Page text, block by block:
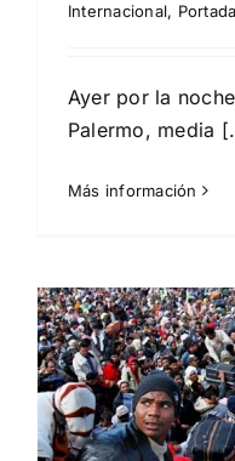
Internacional, Portada
Ayer por la
Palermo, media
Más información